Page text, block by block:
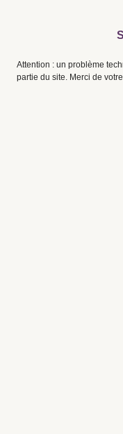
Attention : un problème
partie du site. Merci de